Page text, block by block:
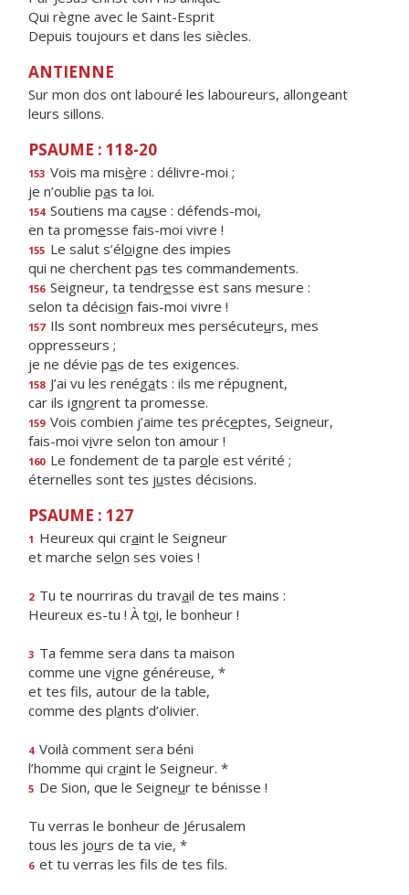
Qui règne avec le Saint-Esprit
Depuis toujours et dans les siècles.
ANTIENNE
Sur mon dos ont labouré les laboureurs, allongeant
leurs sillons.
PSAUME : 118-20
153 Vois ma misère : délivre-moi ;
je n’oublie pas ta loi.
154 Soutiens ma cause : défends-moi,
en ta promesse fais-moi vivre !
155 Le salut s’éloigne des impies
qui ne cherchent pas tes commandements.
156 Seigneur, ta tendresse est sans mesure :
selon ta décision fais-moi vivre !
157 Ils sont nombreux mes persécuteurs, mes
oppresseurs ;
je ne dévie pas de tes exigences.
158 J’ai vu les renégats : ils me répugnent,
car ils ignorent ta promesse.
159 Vois combien j’aime tes préceptes, Seigneur,
fais-moi vivre selon ton amour !
160 Le fondement de ta parole est vérité ;
éternelles sont tes justes décisions.
PSAUME : 127
1 Heureux qui craint le Seigneur
et marche selon ses voies !
2 Tu te nourriras du travail de tes mains :
Heureux es-tu ! À toi, le bonheur !
3 Ta femme sera dans ta maison
comme une vigne généreuse, *
et tes fils, autour de la table,
comme des plants d’olivier.
4 Voilà comment sera béni
l’homme qui craint le Seigneur. *
5 De Sion, que le Seigneur te bénisse !
Tu verras le bonheur de Jérusalem
tous les jours de ta vie, *
6 et tu verras les fls de tes fils.